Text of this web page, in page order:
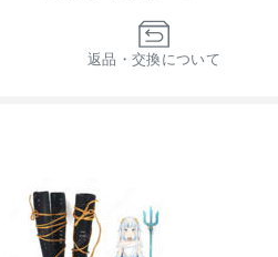
返品・交換について